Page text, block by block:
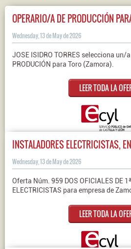
OPERARIO/A DE PRODUCCIÓN
Wednesday, 13 de May de 2026
JOSE ISIDRO TORRES selecciona un/
PRODUCIÓN para Toro (Zamora).
LEER TODA LA
INSTALADORES ELECTRICISTAS,
Wednesday, 13 de May de 2026
Oferta Núm. 959 DOS OFICIALES DE
ELECTRICISTAS para empresa de
LEER TODA LA